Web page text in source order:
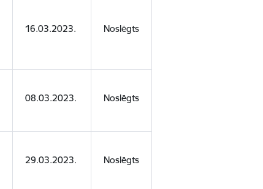
16.03.2023. Noslēgts
08.03.2023. Noslēgts
29.03.2023. Noslēgts